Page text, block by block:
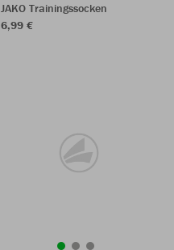
JAKO Trainingssocken
6,99 €